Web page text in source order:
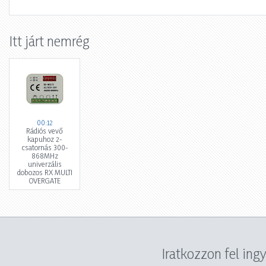
Itt járt nemrég
00:12
Rádiós vevő
kapuhoz 2-
csatornás 300-
868MHz
univerzális
dobozos RX MULTI
OVERGATE
Iratkozzon fel